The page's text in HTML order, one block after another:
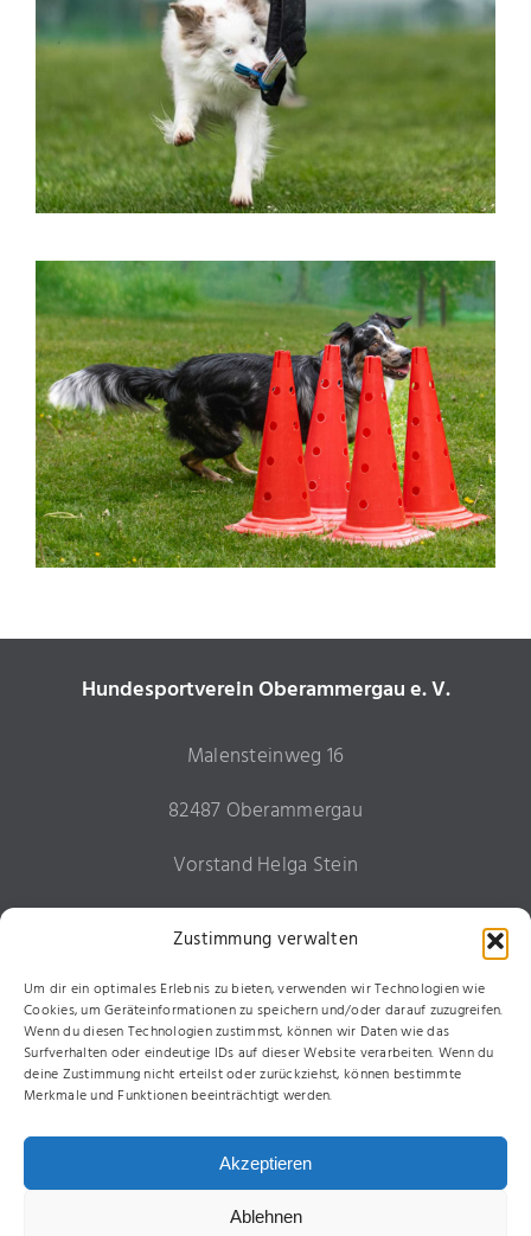
Zustimmung verwalten
Um dir ein optimales Erlebnis zu bieten, verwenden wir Technologien wie
Cookies, um Geräteinformationen zu speichern und/oder darauf zuzugreifen.
Wenn du diesen Technologien zustimmst, können wir Daten wie das
Surfverhalten oder eindeutige IDs auf dieser Website verarbeiten. Wenn du
deine Zustimmung nicht erteilst oder zurückziehst, können bestimmte
Merkmale und Funktionen beeinträchtigt werden.
Akzeptieren
Ablehnen
Hundesportverein Oberammergau e. V.
Malensteinweg 16
82487 Oberammergau
Vorstand Helga Stein
Mitglied werden
Impressum und Datenschutzerklärung
Cookie-Richtlinie (EU)